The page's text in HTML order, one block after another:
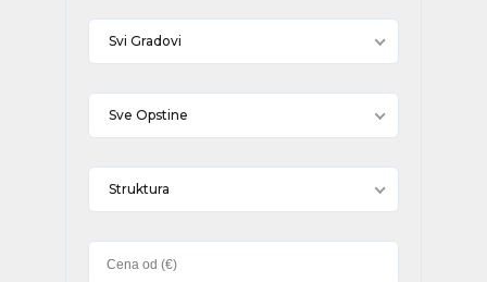
Svi Gradovi
Sve Opstine
Struktura